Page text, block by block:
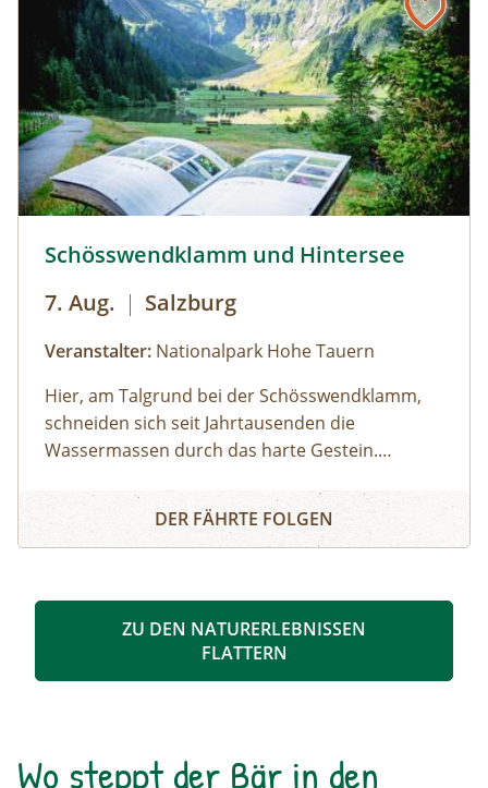
Schösswendklamm und Hintersee
7. Aug. | Salzburg
Veranstalter: Nationalpark Hohe Tauern
Hier, am Talgrund bei der Schösswendklamm,
schneiden sich seit Jahrtausenden die
Wassermassen durch das harte Gestein.
Kolke und kleine Wasserfälle entstanden. Der
Klamm folgend geht es weiter bis zum Hintersee
mit Blick über den Talschluss mit seinen
Schösswendklamm und Hintersee
DER FÄHRTE FOLGEN
ZU DEN NATURERLEBNISSEN
FLATTERN
Wo steppt der Bär in den